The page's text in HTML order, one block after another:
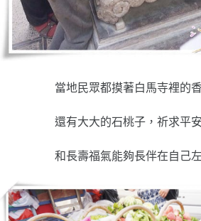
當地民眾都摸著白馬寺裡的
還有大大的石桃子，祈求平
和長壽福氣能夠長伴在自己